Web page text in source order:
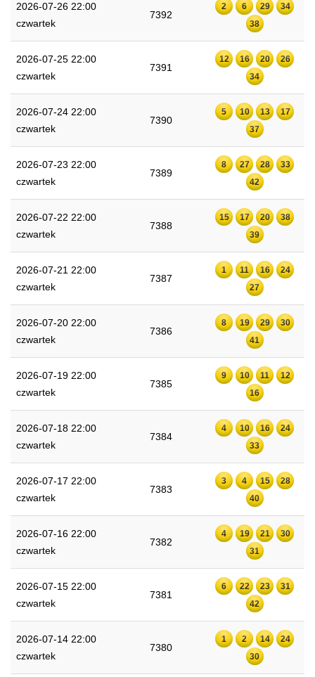
2026-07-26 22:00
czwartek
7392
2 6 29
34
38
2026-07-25 22:00
czwartek
7391
12 16 20
26
34
2026-07-24 22:00
czwartek
7390
5 10 13
17
37
2026-07-23 22:00
czwartek
7389
8 27 28
33
42
2026-07-22 22:00
czwartek
7388
15 17 20
38
39
2026-07-21 22:00
czwartek
7387
1 11 16
24
27
2026-07-20 22:00
czwartek
7386
8 19 29
30
41
2026-07-19 22:00
czwartek
7385
9 10 11
12
16
2026-07-18 22:00
czwartek
7384
4 10 16
24
33
2026-07-17 22:00
czwartek
7383
3 4 15
28
40
2026-07-16 22:00
czwartek
7382
4 19 21
30
31
2026-07-15 22:00
czwartek
7381
6 22 23
31
42
2026-07-14 22:00
czwartek
7380
1 2 14
24
30